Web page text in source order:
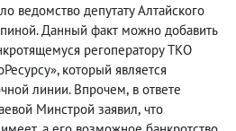
ведомство депутату Алтайского
Данный факт можно добавить
регоператору ТКО
который является
линии. Впрочем, в ответе
Минстрой заявил, что